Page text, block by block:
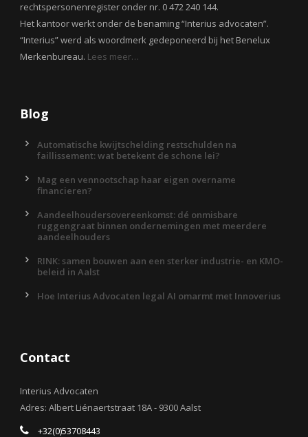
rechtspersonenregister onder nr. 0 472 240 144.
Het kantoor werkt onder de benaming “Interius advocaten”.
“Interius” werd als woordmerk gedeponeerd bij het Benelux
Merkenbureau. Lees meer…
Blog
Automatische kwijtschelding restschulden na
faillissement: wat betekent de schone lei?
Mag een vennootschap haar eigen overname
financieren?
Aandeelhoudersovereenkomst: dé onmisbare
ruggengraat binnen ondernemingen met meerdere
aandeelhouders
RINK: samen bouwen aan een sterker industrie- en KMO-
beleid in Aalst
Hoe Interius Advocaten legal AI omarmt met Innoverius
Contact
Interius Advocaten
Adres: Albert Liénaertstraat 18A - 9300 Aalst
+32(0)53708443